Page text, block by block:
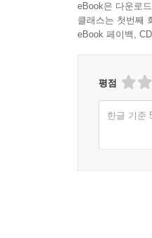
eBook은 다운로
클래스는 첫번째
eBook 페이백,
평점
한글 기준